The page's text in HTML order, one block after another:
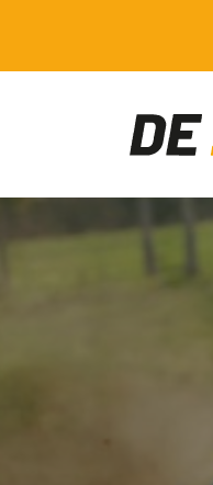
Main Navigation